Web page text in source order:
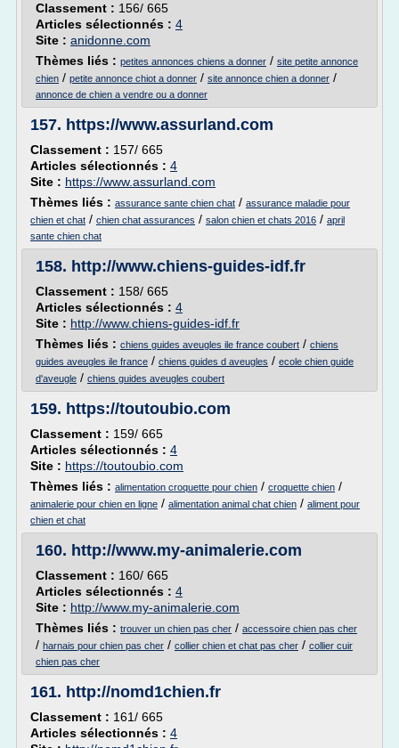
Classement : 156/ 665
Articles sélectionnés : 4
Site : anidonne.com
Thèmes liés : petites annonces chiens a donner / site petite annonce
chien / petite annonce chiot a donner / site annonce chien a donner /
annonce de chien a vendre ou a donner
157. https://www.assurland.com
Classement : 157/ 665
Articles sélectionnés : 4
Site : https://www.assurland.com
Thèmes liés : assurance sante chien chat / assurance maladie pour
chien et chat / chien chat assurances / salon chien et chats 2016 / april
sante chien chat
158. http://www.chiens-guides-idf.fr
Classement : 158/ 665
Articles sélectionnés : 4
Site : http://www.chiens-guides-idf.fr
Thèmes liés : chiens guides aveugles ile france coubert / chiens
guides aveugles ile france / chiens guides d aveugles / ecole chien guide
d'aveugle / chiens guides aveugles coubert
159. https://toutoubio.com
Classement : 159/ 665
Articles sélectionnés : 4
Site : https://toutoubio.com
Thèmes liés : alimentation croquette pour chien / croquette chien /
animalerie pour chien en ligne / alimentation animal chat chien / aliment pour
chien et chat
160. http://www.my-animalerie.com
Classement : 160/ 665
Articles sélectionnés : 4
Site : http://www.my-animalerie.com
Thèmes liés : trouver un chien pas cher / accessoire chien pas cher
/ harnais pour chien pas cher / collier chien et chat pas cher / collier cuir
chien pas cher
161. http://nomd1chien.fr
Classement : 161/ 665
Articles sélectionnés : 4